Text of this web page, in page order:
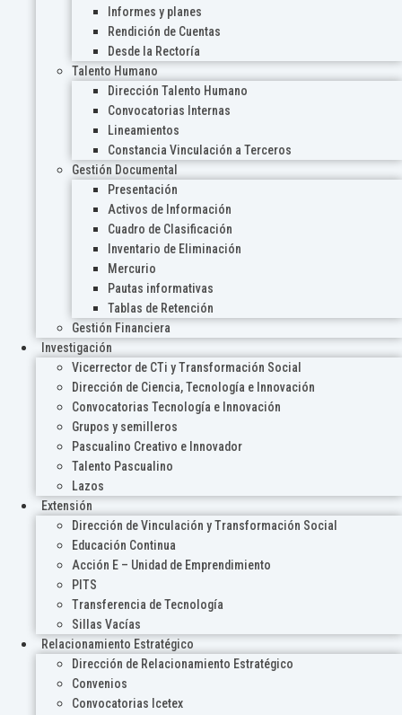
Informes y planes
Rendición de Cuentas
Desde la Rectoría
Talento Humano
Dirección Talento Humano
Convocatorias Internas
Lineamientos
Constancia Vinculación a Terceros
Gestión Documental
Presentación
Activos de Información
Cuadro de Clasificación
Inventario de Eliminación
Mercurio
Pautas informativas
Tablas de Retención
Gestión Financiera
Investigación
Vicerrector de CTi y Transformación Social
Dirección de Ciencia, Tecnología e Innovación
Convocatorias Tecnología e Innovación
Grupos y semilleros
Pascualino Creativo e Innovador
Talento Pascualino
Lazos
Extensión
Dirección de Vinculación y Transformación Social
Educación Continua
Acción E – Unidad de Emprendimiento
PITS
Transferencia de Tecnología
Sillas Vacías
Relacionamiento Estratégico
Dirección de Relacionamiento Estratégico
Convenios
Convocatorias Icetex